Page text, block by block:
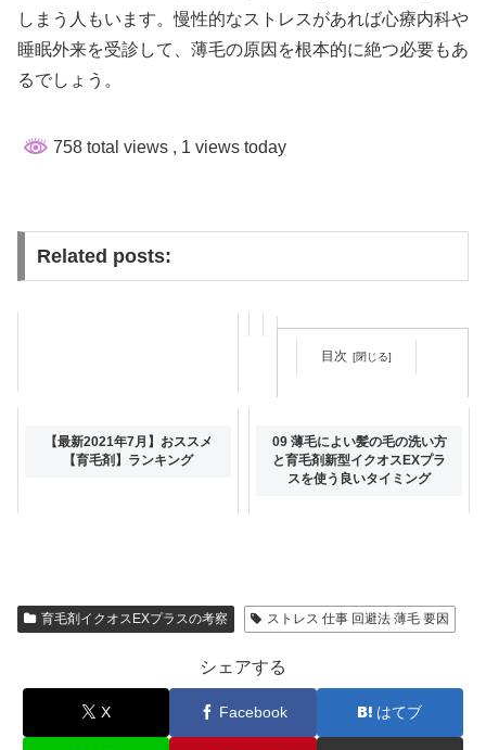
しまう人もいます。慢性的なストレスがあれば心療内科や
睡眠外来を受診して、薄毛の原因を根本的に絶つ必要もあ
るでしょう。
758 total views , 1 views today
Related posts:
目次
26 薄毛ケアは育毛剤新型イク
オスEXプラスと共に髪に良い
栄養素には何がおすすめ？
【最新2021年7月】おススメ
【育毛剤】ランキング
09 薄毛によい髪の毛の洗い方
と育毛剤新型イクオスEXプラ
スを使う良いタイミング
育毛剤イクオスEXプラスの考察 ストレス 仕事 回避法 薄毛 要因
シェアする
X Facebook はてブ